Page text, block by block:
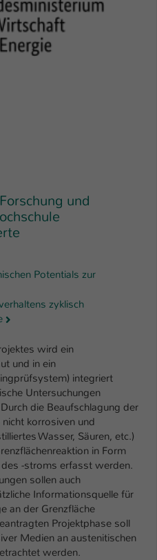
und
Potentials zur
zyklisch
wird ein
und in ein
integriert
Untersuchungen
die Beaufschlagung der
korrosiven und
Wasser, Säuren, etc.)
in Form
-stroms erfasst werden.
sollen auch
Informationsquelle für
an der Grenzfläche
Projektphase soll
Medien an austenitischen
werden.